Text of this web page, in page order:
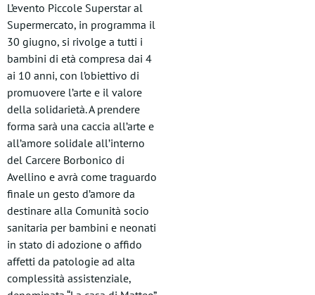
L’evento Piccole Superstar al
Supermercato, in programma il
30 giugno, si rivolge a tutti i
bambini di età compresa dai 4
ai 10 anni, con l’obiettivo di
promuovere l’arte e il valore
della solidarietà. A prendere
forma sarà una caccia all’arte e
all’amore solidale all’interno
del Carcere Borbonico di
Avellino e avrà come traguardo
finale un gesto d’amore da
destinare alla Comunità socio
sanitaria per bambini e neonati
in stato di adozione o affido
affetti da patologie ad alta
complessità assistenziale,